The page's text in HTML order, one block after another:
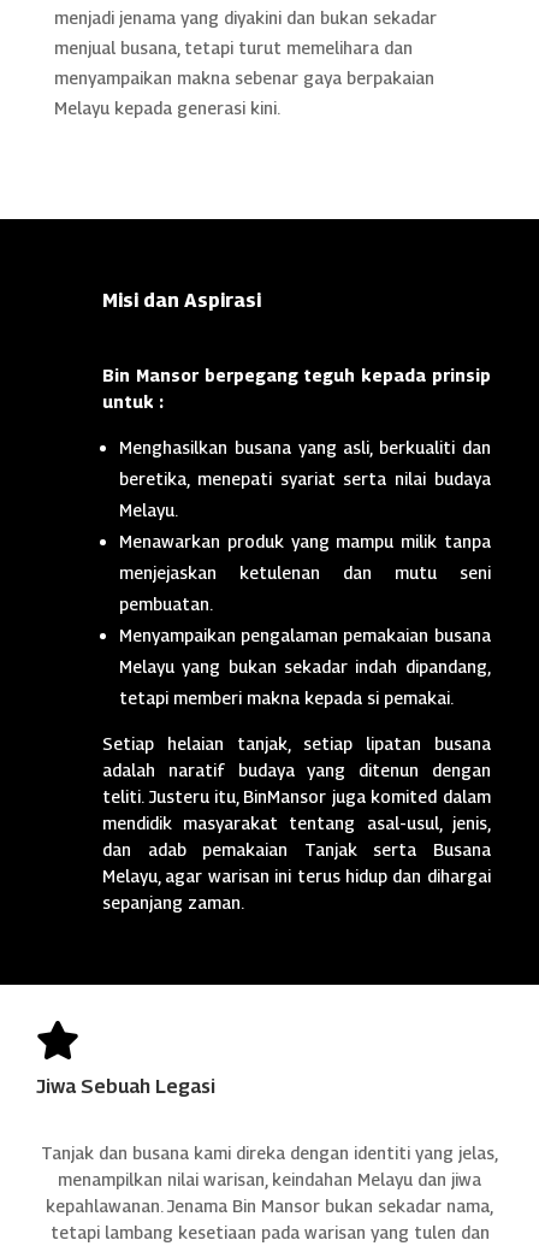
menjadi jenama yang diyakini dan bukan sekadar
menjual busana, tetapi turut memelihara dan
menyampaikan makna sebenar gaya berpakaian
Melayu kepada generasi kini.
Misi dan Aspirasi
Bin Mansor berpegang teguh kepada prinsip
untuk :
Menghasilkan busana yang asli, berkualiti dan
beretika, menepati syariat serta nilai budaya
Melayu.
Menawarkan produk yang mampu milik tanpa
menjejaskan ketulenan dan mutu seni
pembuatan.
Menyampaikan pengalaman pemakaian busana
Melayu yang bukan sekadar indah dipandang,
tetapi memberi makna kepada si pemakai.
Setiap helaian tanjak, setiap lipatan busana
adalah naratif budaya yang ditenun dengan
teliti. Justeru itu, BinMansor juga komited dalam
mendidik masyarakat tentang asal-usul, jenis,
dan adab pemakaian Tanjak serta Busana
Melayu, agar warisan ini terus hidup dan dihargai
sepanjang zaman.

Jiwa Sebuah Legasi
Tanjak dan busana kami direka dengan identiti yang jelas,
menampilkan nilai warisan, keindahan Melayu dan jiwa
kepahlawanan. Jenama Bin Mansor bukan sekadar nama,
tetapi lambang kesetiaan pada warisan yang tulen dan